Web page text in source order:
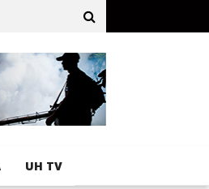
en obras de terracería
UH TV